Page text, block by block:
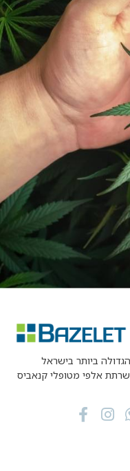
ביותר בישראל
אלפי מטופלי קנאביס